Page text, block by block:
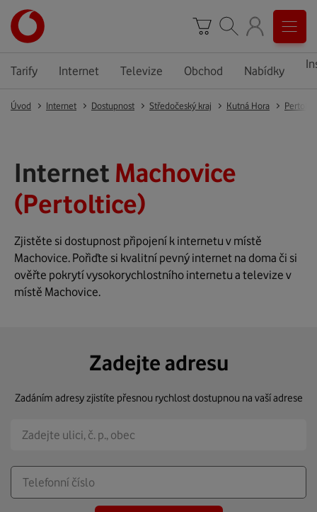
Tarify Internet Televize Obchod Nabídky
Úvod Internet Dostupnost Středočeský kraj Kutná Hora
Internet Machovice
(Pertoltice)
Zjistěte si dostupnost připojení k internetu v místě
Machovice. Pořiďte si kvalitní pevný internet na doma či si
ověřte pokrytí vysokorychlostního internetu a televize v
místě Machovice.
Zadejte adresu
Zadáním adresy zjistíte přesnou rychlost dostupnou na vaší adrese